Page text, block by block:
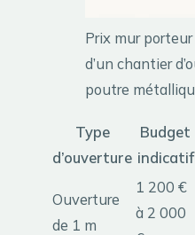
Prix mur
d’un chantier
poutre
Type
d’ouverture
Budget
indicatif
Ouverture
de 1 m
1 200 €
à 2 000